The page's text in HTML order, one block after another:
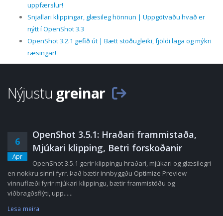
uppfærslur!
Snjallari klippingar, glæsileg hönnun | Uppgötvaðu hvað er
nýtt í OpenShot 3.3
OpenShot 3.2.1 gefið út | Bætt stöðugleiki, fjöldi laga og mýkri
ræsingar!
Nýjustu greinar
6
Apr
OpenShot 3.5.1: Hraðari frammistaða,
Mjúkari klipping, Betri forskoðanir
OpenShot 3.5.1 gerir klippingu hraðari, mjúkari og glæsilegri
en nokkru sinni fyrr. Það bætir innbyggðu Optimize Preview
vinnuflæði fyrir mjúkari klippingu, bætir frammistöðu og
viðbragðsflýti, upp......
Lesa meira